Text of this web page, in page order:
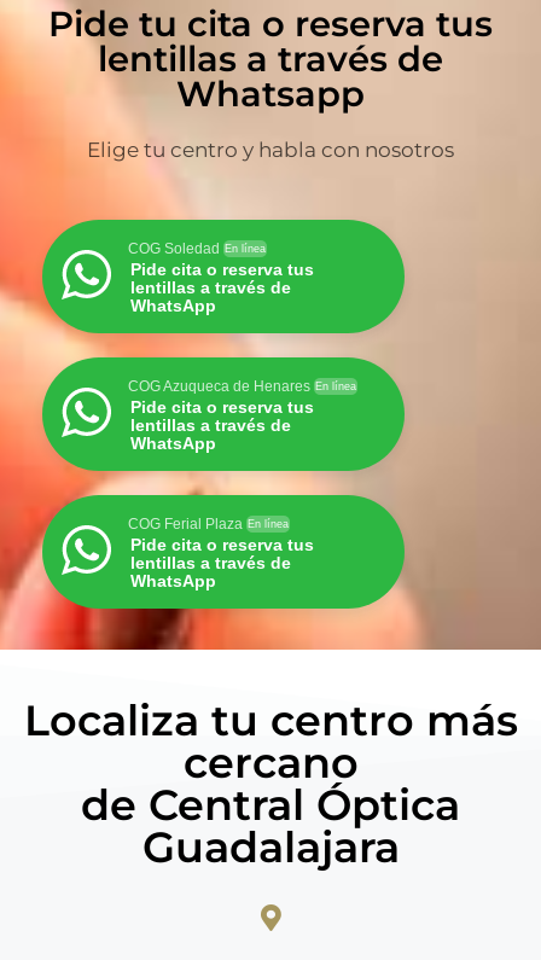
Pide tu cita o reserva tus
lentillas a través de
Whatsapp
Elige tu centro y habla con nosotros
COG Soledad En línea
Pide cita o reserva tus
lentillas a través de
WhatsApp
COG Azuqueca de Henares En línea
Pide cita o reserva tus
lentillas a través de
WhatsApp
COG Ferial Plaza En línea
Pide cita o reserva tus
lentillas a través de
WhatsApp
Localiza tu centro más
cercano
de Central Óptica
Guadalajara